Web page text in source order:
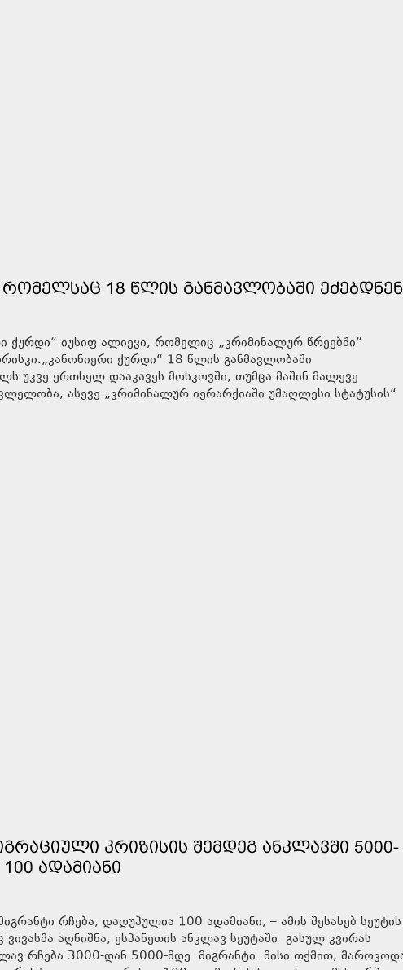
18 ᲬᲚᲘᲡ ᲒᲐᲜᲛᲐᲕᲚᲝᲑᲐᲨᲘ ᲔᲫᲔᲑᲓᲜᲔᲜ
ქურდი“ იუსიფ ალიევი, რომელიც „კრიმინალურ წრეებში“
ქურდი“ 18 წლის განმავლობაში
უკვე ერთხელ დააკავეს მოსკოვში, თუმცა მაშინ მალევე
ასევე „კრიმინალურ იერარქიაში უმაღლესი სტატუსის“
ᲙᲠᲘᲖᲘᲡᲘᲡ ᲨᲔᲛᲓᲔᲒ ᲐᲜᲙᲚᲐᲕᲨᲘ 5000-
ᲐᲓᲐᲛᲘᲐᲜᲘ
რჩება, დაღუპულია 100 ადამიანი, – ამის შესახებ სეუტის
აღნიშნა, ესპანეთის ანკლავ სეუტაში გასულ კვირას
რჩება 3000-დან 5000-მდე მიგრანტი. მისი თქმით,